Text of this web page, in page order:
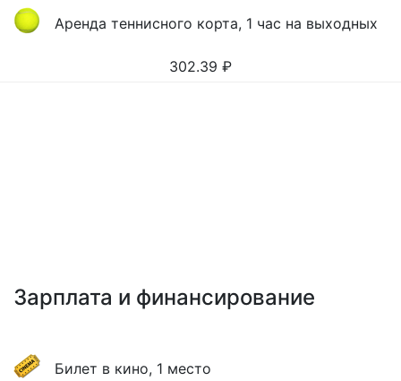
Аренда теннисного корта, 1 час на выходных
302.39 ₽
Зарплата и финансирование
Билет в кино, 1 место